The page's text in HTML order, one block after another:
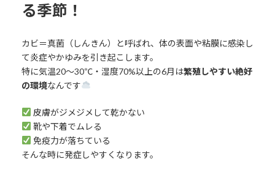
る季節！
カビ＝真菌（しんきん）と呼ばれ、体の表面や粘膜に感染し
て炎症やかゆみを引き起こします。
特に気温20～30℃・湿度70%以上の6月は繁殖しやすい絶好
の環境なんです
皮膚がジメジメして乾かない
靴や下着でムレる
免疫力が落ちている
そんな時に発症しやすくなります。